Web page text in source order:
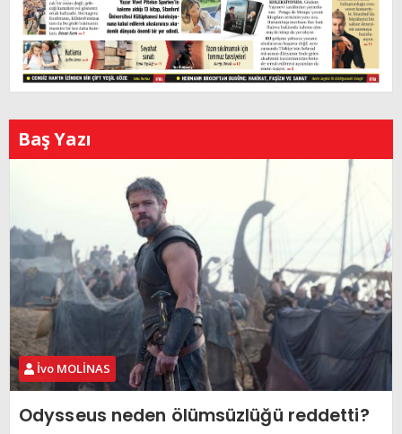
Baş Yazı
İvo MOLİNAS
Odysseus neden ölümsüzlüğü reddetti?